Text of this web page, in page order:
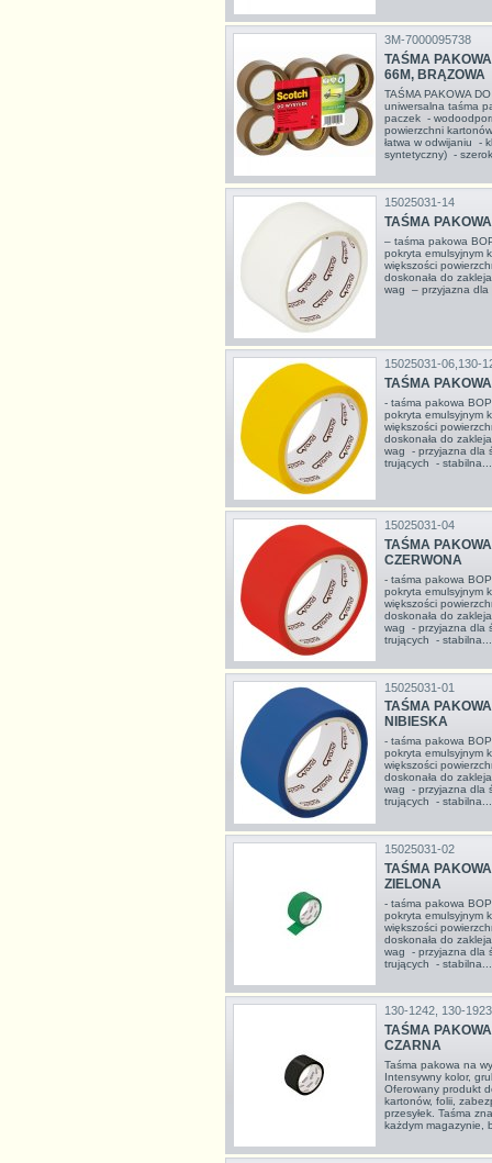
3M-7000095738
TAŚMA
66M, BRĄZOWA
TAŚMA PAKOWA
uniwersalna taśma
paczek -
powierzchni
łatwa w odwijaniu -
syntetyczny) -
15025031-14
TAŚMA
– taśma pakowa
pokryta emulsyjnym
większości
doskonała do
wag – przyjazna dla
15025031-06,130-
TAŚMA
- taśma pakowa
pokryta emulsyjnym
większości
doskonała do
wag - przyjazna dla
trujących - stabilna...
15025031-04
TAŚMA
CZERWONA
- taśma pakowa
pokryta emulsyjnym
większości
doskonała do
wag - przyjazna dla
trujących - stabilna...
15025031-01
TAŚMA
NIBIESKA
- taśma pakowa
pokryta emulsyjnym
większości
doskonała do
wag - przyjazna dla
trujących - stabilna...
15025031-02
TAŚMA
ZIELONA
- taśma pakowa
pokryta emulsyjnym
większości
doskonała do
wag - przyjazna dla
trujących - stabilna...
130-1242, 130-1923
TAŚMA
CZARNA
Taśma pakowa na
Intensywny kolor,
Oferowany produkt
kartonów, folii,
przesyłek. Taśma
każdym magazynie,